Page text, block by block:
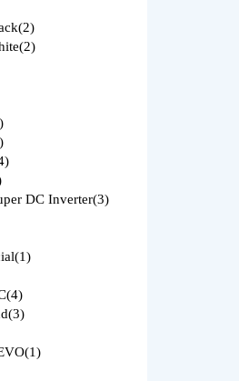
(2)
(2)
DC Inverter(3)
(1)
(4)
(3)
(1)